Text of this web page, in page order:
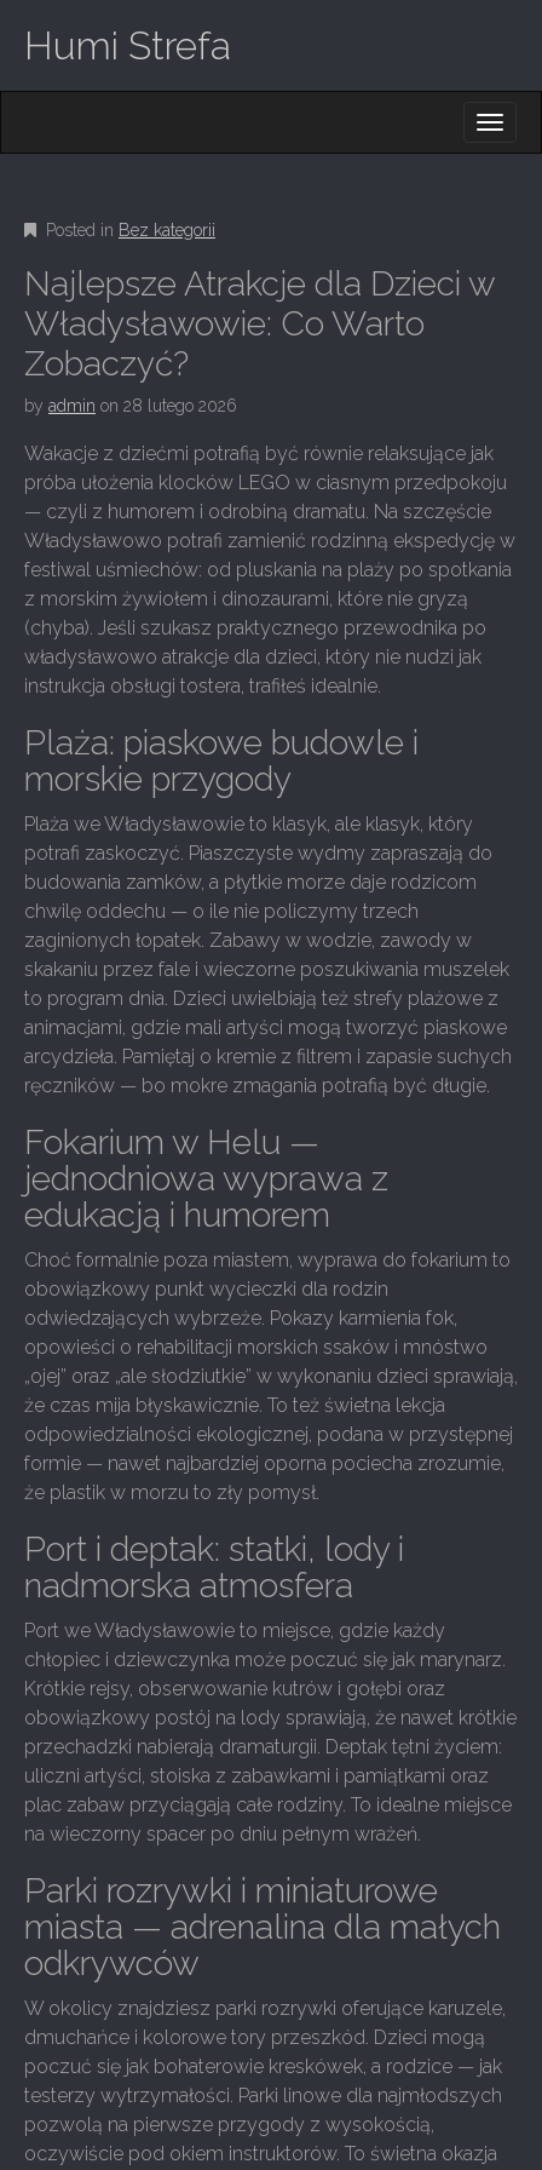
Humi Strefa
M
E
N
U
C
N
T
E
N
T
Posted in Bez kategorii
Najlepsze Atrakcje dla Dzieci w
Władysławowie: Co Warto
Zobaczyć?
by admin on 28 lutego 2026
Wakacje z dziećmi potrafią być równie relaksujące jak
próba ułożenia klocków LEGO w ciasnym przedpokoju
— czyli z humorem i odrobiną dramatu. Na szczęście
Władysławowo potrafi zamienić rodzinną ekspedycję w
festiwal uśmiechów: od pluskania na plaży po spotkania
z morskim żywiołem i dinozaurami, które nie gryzą
(chyba). Jeśli szukasz praktycznego przewodnika po
władysławowo atrakcje dla dzieci, który nie nudzi jak
instrukcja obsługi tostera, trafiłeś idealnie.
Plaża: piaskowe budowle i
morskie przygody
Plaża we Władysławowie to klasyk, ale klasyk, który
potrafi zaskoczyć. Piaszczyste wydmy zapraszają do
budowania zamków, a płytkie morze daje rodzicom
chwilę oddechu — o ile nie policzymy trzech
zaginionych łopatek. Zabawy w wodzie, zawody w
skakaniu przez fale i wieczorne poszukiwania muszelek
to program dnia. Dzieci uwielbiają też strefy plażowe z
animacjami, gdzie mali artyści mogą tworzyć piaskowe
arcydzieła. Pamiętaj o kremie z filtrem i zapasie suchych
ręczników — bo mokre zmagania potrafią być długie.
Fokarium w Helu —
jednodniowa wyprawa z
edukacją i humorem
Choć formalnie poza miastem, wyprawa do fokarium to
obowiązkowy punkt wycieczki dla rodzin
odwiedzających wybrzeże. Pokazy karmienia fok,
opowieści o rehabilitacji morskich ssaków i mnóstwo
„ojej” oraz „ale słodziutkie” w wykonaniu dzieci sprawiają,
że czas mija błyskawicznie. To też świetna lekcja
odpowiedzialności ekologicznej, podana w przystępnej
formie — nawet najbardziej oporna pociecha zrozumie,
że plastik w morzu to zły pomysł.
Port i deptak: statki, lody i
nadmorska atmosfera
Port we Władysławowie to miejsce, gdzie każdy
chłopiec i dziewczynka może poczuć się jak marynarz.
Krótkie rejsy, obserwowanie kutrów i gołębi oraz
obowiązkowy postój na lody sprawiają, że nawet krótkie
przechadzki nabierają dramaturgii. Deptak tętni życiem:
uliczni artyści, stoiska z zabawkami i pamiątkami oraz
plac zabaw przyciągają całe rodziny. To idealne miejsce
na wieczorny spacer po dniu pełnym wrażeń.
Parki rozrywki i miniaturowe
miasta — adrenalina dla małych
odkrywców
W okolicy znajdziesz parki rozrywki oferujące karuzele,
dmuchańce i kolorowe tory przeszkód. Dzieci mogą
poczuć się jak bohaterowie kreskówek, a rodzice — jak
testerzy wytrzymałości. Parki linowe dla najmłodszych
pozwolą na pierwsze przygody z wysokością,
oczywiście pod okiem instruktorów. To świetna okazja